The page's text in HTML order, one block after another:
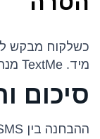
כשלקוח מבקש
מיד. TextMe מנהלת את זה אוטומטית עבורכם.
סיכום